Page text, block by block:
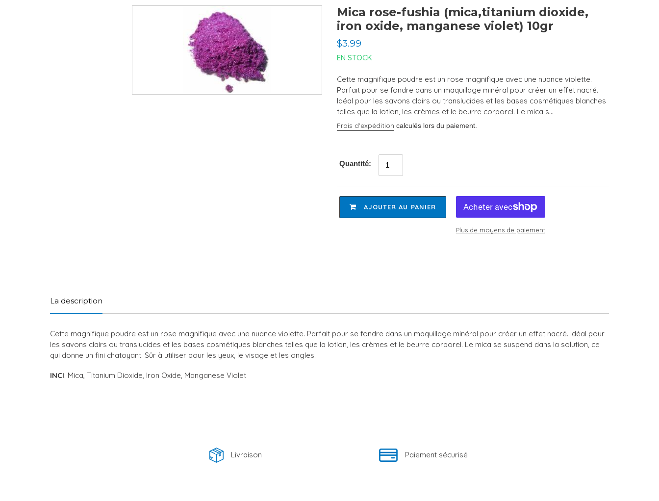
Mica rose-fushia (mica,titanium dioxide,
iron oxide, manganese violet) 10gr
Prix
normal
$3.99
EN STOCK
Cette magnifique poudre est un rose magnifique avec une nuance violette.
Parfait pour se fondre dans un maquillage minéral pour créer un effet nacré.
Idéal pour les savons clairs ou translucides et les bases cosmétiques blanches
telles que la lotion, les crèmes et le beurre corporel. Le mica s...
Frais d'expédition calculés lors du paiement.
Quantité:
AJOUTER AU PANIER
Plus de moyens de paiement
La description
Cette magnifique poudre est un rose magnifique avec une nuance violette. Parfait pour se fondre dans un maquillage minéral pour créer un effet nacré. Idéal pour
les savons clairs ou translucides et les bases cosmétiques blanches telles que la lotion, les crèmes et le beurre corporel. Le mica se suspend dans la solution, ce
qui donne un fini chatoyant. Sûr à utiliser pour les yeux, le visage et les ongles.
INCI: Mica, Titanium Dioxide, Iron Oxide, Manganese Violet
Livraison Paiement sécurisé